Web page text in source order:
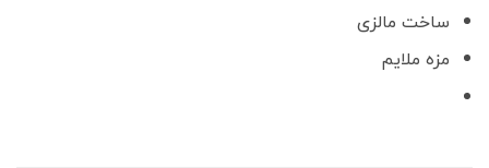
ساخت مالزی
مزه ملایم